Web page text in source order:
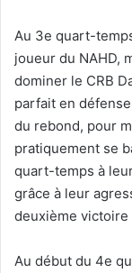
Au 3e quart-
joueur du NAHD,
dominer le CRB
parfait en
du rebond, pour
pratiquement se
quart-temps à
grâce à leur
deuxième victoire
Au début du 4e